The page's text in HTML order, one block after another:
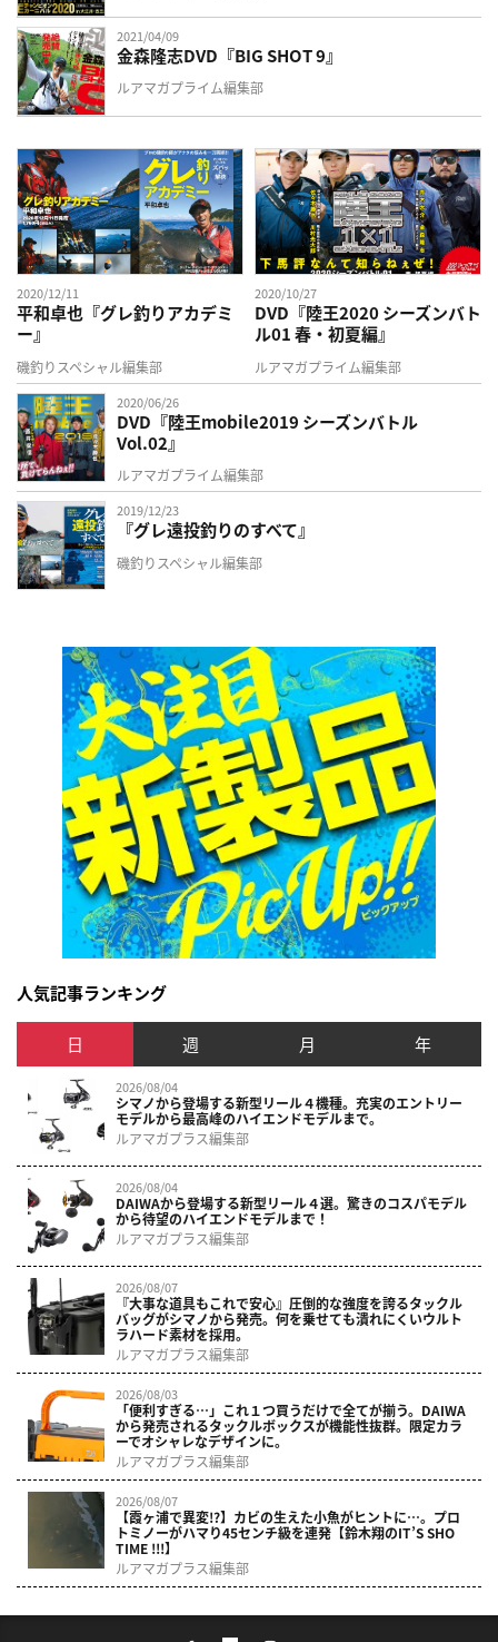
2021/04/09
金森隆志DVD『BIG SHOT 9』
ルアマガプライム編集部
2020/12/11
平和卓也『グレ釣りアカデミ
ー』
磯釣りスペシャル編集部
2020/10/27
DVD『陸王2020 シーズンバト
ル01 春・初夏編』
ルアマガプライム編集部
2020/06/26
DVD『陸王mobile2019 シーズンバトル
Vol.02』
ルアマガプライム編集部
2019/12/23
『グレ遠投釣りのすべて』
磯釣りスペシャル編集部
人気記事ランキング
日 週 月 年
2026/08/04
シマノから登場する新型リール４機種。充実のエントリー
モデルから最高峰のハイエンドモデルまで。
ルアマガプラス編集部
2026/08/04
DAIWAから登場する新型リール４選。驚きのコスパモデル
から待望のハイエンドモデルまで！
ルアマガプラス編集部
2026/08/07
『大事な道具もこれで安心』圧倒的な強度を誇るタックル
バッグがシマノから発売。何を乗せても潰れにくいウルト
ラハード素材を採用。
ルアマガプラス編集部
2026/08/03
「便利すぎる…」これ１つ買うだけで全てが揃う。DAIWA
から発売されるタックルボックスが機能性抜群。限定カラ
ーでオシャレなデザインに。
ルアマガプラス編集部
2026/08/07
【霞ヶ浦で異変!?】カビの生えた小魚がヒントに…。プロ
トミノーがハマり45センチ級を連発【鈴木翔のIT’S SHO
TIME !!!】
ルアマガプラス編集部